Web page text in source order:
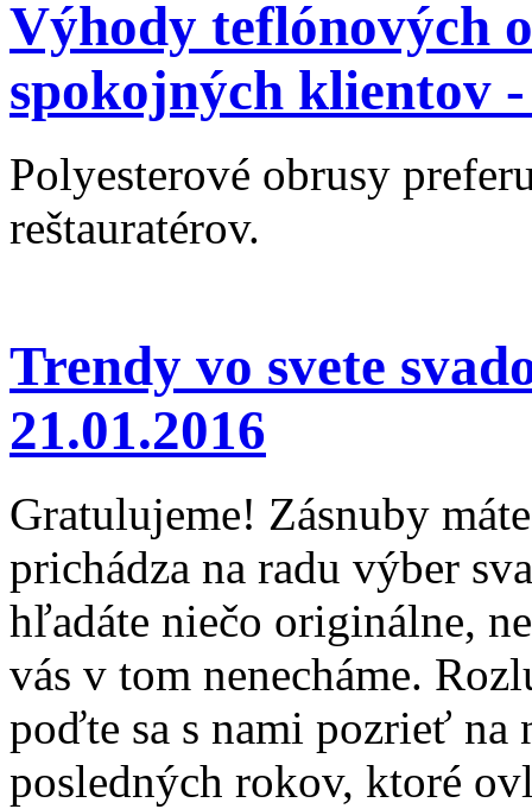
Výhody teflónových
spokojných klientov
Polyesterové obrusy
reštauratérov.
Trendy vo svete
21.01.2016
Gratulujeme! Zásnuby
prichádza na radu výber
hľadáte niečo originálne,
vás v tom nenecháme.
poďte sa s nami pozrieť na
posledných rokov, ktoré